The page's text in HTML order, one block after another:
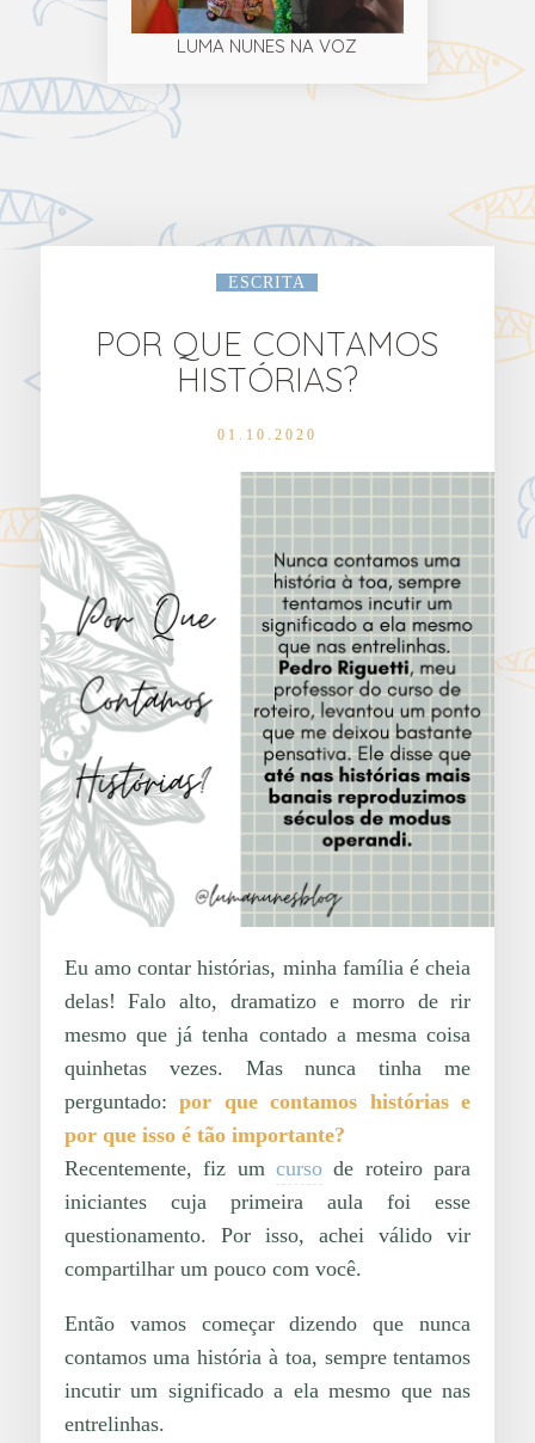
SESSÃO DE TERAPIA – 1ª
ESCRITA
POR QUE CONTAMOS
HISTÓRIAS?
01.10.2020
Eu amo contar histórias, minha família é cheia
delas! Falo alto, dramatizo e morro de rir
mesmo que já tenha contado a mesma coisa
quinhetas vezes. Mas nunca tinha me
perguntado:por que contamos histórias e
por que isso é tão importante?
Recentemente, fiz um curso de roteiro para
iniciantes cuja primeira aula foi esse
questionamento. Por isso, achei válido vir
compartilhar um pouco com você.
Então vamos começar dizendo que nunca
contamos uma história à toa, sempre tentamos
incutir um significado a ela mesmo que nas
entrelinhas.